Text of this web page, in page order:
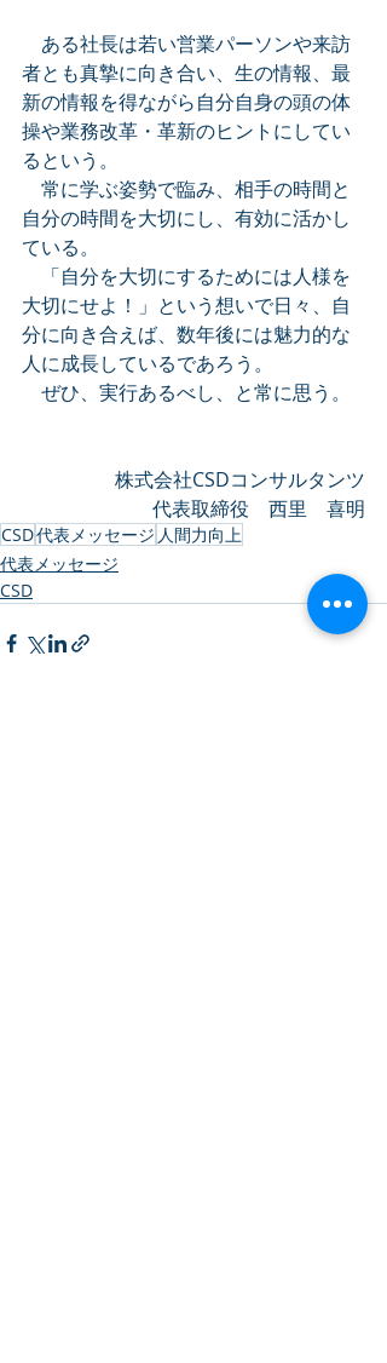
ある社長は若い営業パーソンや来訪
者とも真摯に向き合い、生の情報、最
新の情報を得ながら自分自身の頭の体
操や業務改革・革新のヒントにしてい
るという。
常に学ぶ姿勢で臨み、相手の時間と
自分の時間を大切にし、有効に活かし
ている。
「自分を大切にするためには人様を
大切にせよ！」という想いで日々、自
分に向き合えば、数年後には魅力的な
人に成長しているであろう。
ぜひ、実行あるべし、と常に思う。
株式会社CSDコンサルタンツ
代表取締役　西里　喜明
CSD代表メッセージ 人間力向上
代表メッセージ
CSD